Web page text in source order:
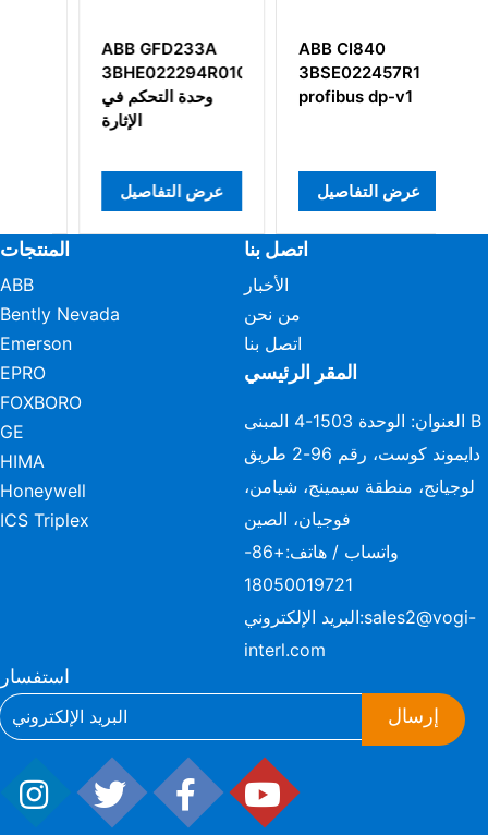
ABB GFD233A
3BHE022294R0103
وحدة التحكم في
الإثارة
عرض التفاصيل
ABB CI840
3BSE022457R1
profibus dp-v1
عرض التفاصيل
المنتجات
ABB
Bently Nevada
Emerson
EPRO
FOXBORO
GE
HIMA
Honeywell
ICS Triplex
اتصل بنا
الأخبار
من نحن
اتصل بنا
المقر الرئيسي
العنوان: الوحدة 1503-4 المبنى B
دايموند كوست، رقم 96-2 طريق
لوجيانج، منطقة سيمينج، شيامن،
فوجيان، الصين
واتساب / هاتف:
+86-
18050019721
البريد الإلكتروني:sales2@vogi-
interl.com
استفسار
إرسال